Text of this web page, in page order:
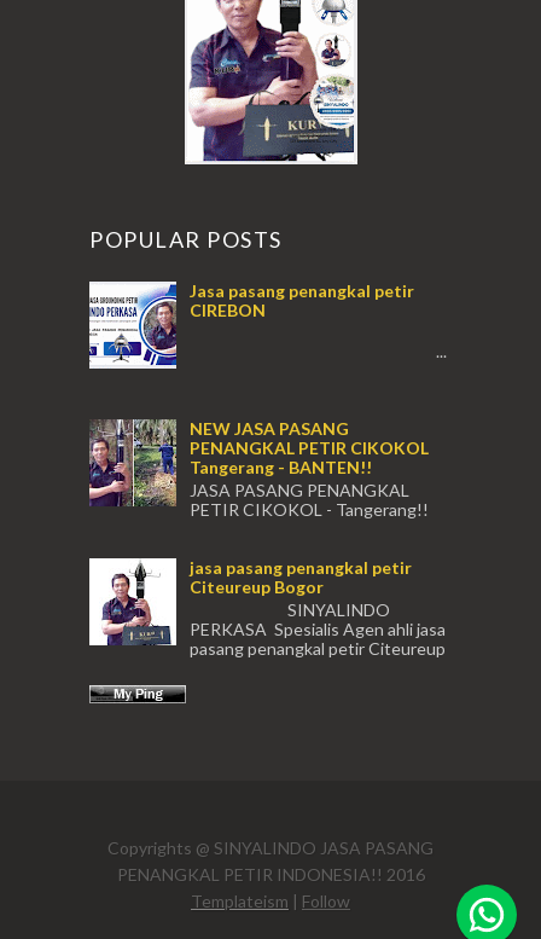
POPULAR POSTS
Jasa pasang penangkal petir
CIREBON
...
NEW JASA PASANG
PENANGKAL PETIR CIKOKOL
Tangerang - BANTEN!!
JASA PASANG PENANGKAL
PETIR CIKOKOL - Tangerang!!
CIKOKOL TANGERANG ...
jasa pasang penangkal petir
Citeureup Bogor
SINYALINDO
PERKASA Spesialis Agen ahli jasa
pasang penangkal petir Citeureup
Copyrights @ SINYALINDO JASA PASANG
PENANGKAL PETIR INDONESIA!! 2016
Templateism | Follow